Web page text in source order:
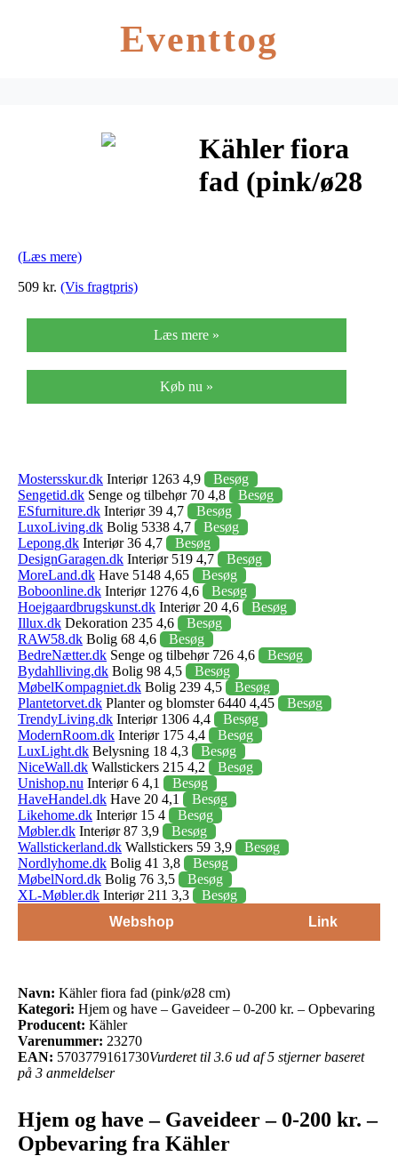
Eventtog
Kähler fiora
fad (pink/ø28
(Læs mere)
509 kr. (Vis fragtpris)
Læs mere »
Køb nu »
Mostersskur.dk Interiør 1263 4,9
Besøg
Sengetid.dk Senge og tilbehør 70 4,8
Besøg
ESfurniture.dk Interiør 39 4,7
Besøg
LuxoLiving.dk Bolig 5338 4,7
Besøg
Lepong.dk Interiør 36 4,7
Besøg
DesignGaragen.dk Interiør 519 4,7
Besøg
MoreLand.dk Have 5148 4,65
Besøg
Boboonline.dk Interiør 1276 4,6
Besøg
Hoejgaardbrugskunst.dk Interiør 20 4,6
Besøg
Illux.dk Dekoration 235 4,6
Besøg
RAW58.dk Bolig 68 4,6
Besøg
BedreNætter.dk Senge og tilbehør 726 4,6
Besøg
Bydahlliving.dk Bolig 98 4,5
Besøg
MøbelKompagniet.dk Bolig 239 4,5
Besøg
Plantetorvet.dk Planter og blomster 6440 4,45
Besøg
TrendyLiving.dk Interiør 1306 4,4
Besøg
ModernRoom.dk Interiør 175 4,4
Besøg
LuxLight.dk Belysning 18 4,3
Besøg
NiceWall.dk Wallstickers 215 4,2
Besøg
Unishop.nu Interiør 6 4,1
Besøg
HaveHandel.dk Have 20 4,1
Besøg
Likehome.dk Interiør 15 4
Besøg
Møbler.dk Interiør 87 3,9
Besøg
Wallstickerland.dk Wallstickers 59 3,9
Besøg
Nordlyhome.dk Bolig 41 3,8
Besøg
MøbelNord.dk Bolig 76 3,5
Besøg
XL-Møbler.dk Interiør 211 3,3
Besøg
Webshop
Link
Navn: Kähler fiora fad (pink/ø28 cm)
Kategori: Hjem og have – Gaveideer – 0-200 kr. – Opbevaring
Producent: Kähler
Varenummer: 23270
EAN: 5703779161730Vurderet til 3.6 ud af 5 stjerner baseret
på 3 anmeldelser
Hjem og have – Gaveideer – 0-200 kr. –
Opbevaring fra Kähler